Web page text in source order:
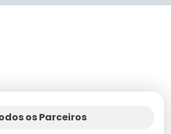
os Parceiros